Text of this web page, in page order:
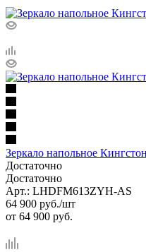
Зеркало напольное
Достаточно
Достаточно
Арт.: LHDFM613ZYH-AS
64 900 руб./шт
от 64 900 руб.